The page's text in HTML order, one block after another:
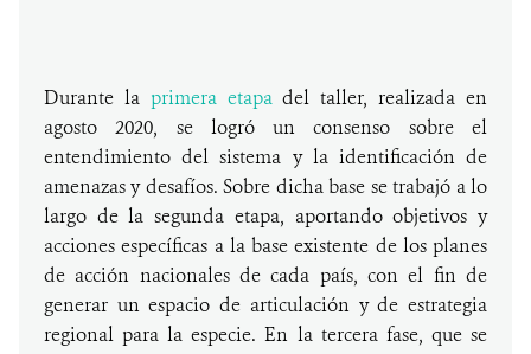
Durante la primera etapadel taller, realizada en
agosto 2020, se logró un consenso sobre el
entendimiento del sistema y la identificación de
amenazas y desafíos. Sobre dicha base se trabajó a lo
largo de la segunda etapa, aportando objetivos y
acciones específicas a la base existente de los planes
de acción nacionales de cada país, con el fin de
generar un espacio de articulación y de estrategia
regional para la especie. En la tercera fase, que se